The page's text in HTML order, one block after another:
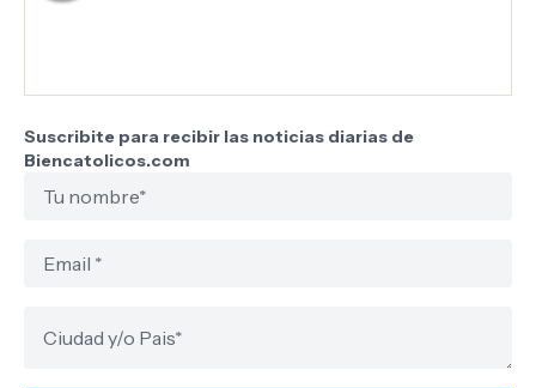
Suscribite para recibir las noticias diarias de
Biencatolicos.com